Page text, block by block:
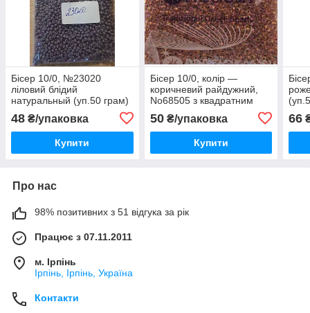
Бісер 10/0, №23020
ліловий блідий
натуральный (уп.50 грам)
48 ₴/упаковка
Купити
Бісер 10/0, колір —
коричневий райдужний,
No68505 з квадратним
50₴/упаковка
Купити
66
Про нас
98% позитивних з 51 відгука за рік
Працює з 07.11.2011
м. Ірпінь
Ірпінь, Ірпінь, Україна
Контакти